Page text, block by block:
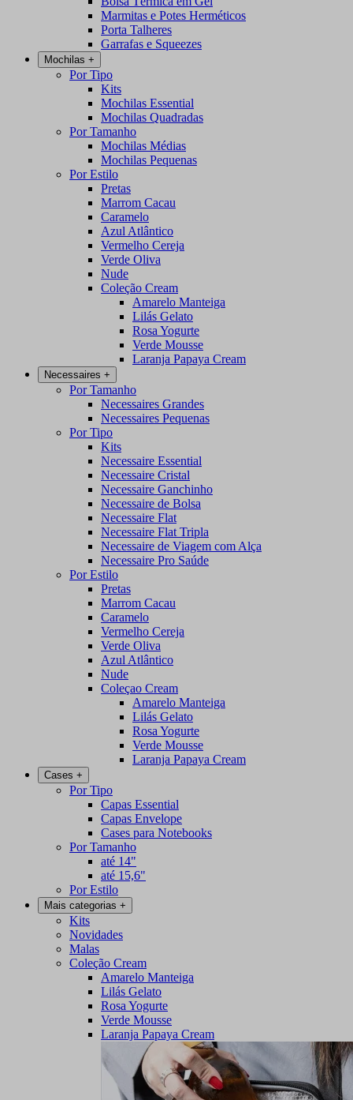
Marmitas e Potes Herméticos
Porta Talheres
Garrafas e Squeezes
Mochilas +
Por Tipo
Kits
Mochilas Essential
Mochilas Quadradas
Por Tamanho
Mochilas Médias
Mochilas Pequenas
Por Estilo
Pretas
Marrom Cacau
Caramelo
Azul Atlântico
Vermelho Cereja
Verde Oliva
Nude
Coleção Cream
Amarelo Manteiga
Lilás Gelato
Rosa Yogurte
Verde Mousse
Laranja Papaya Cream
Necessaires +
Por Tamanho
Necessaires Grandes
Necessaires Pequenas
Por Tipo
Kits
Necessaire Essential
Necessaire Cristal
Necessaire Ganchinho
Necessaire de Bolsa
Necessaire Flat
Necessaire Flat Tripla
Necessaire de Viagem com Alça
Necessaire Pro Saúde
Por Estilo
Pretas
Marrom Cacau
Caramelo
Vermelho Cereja
Verde Oliva
Azul Atlântico
Nude
Coleçao Cream
Amarelo Manteiga
Lilás Gelato
Rosa Yogurte
Verde Mousse
Laranja Papaya Cream
Cases +
Por Tipo
Capas Essential
Capas Envelope
Cases para Notebooks
Por Tamanho
até 14"
até 15,6"
Por Estilo
Mais categorias +
Kits
Novidades
Malas
Coleção Cream
Amarelo Manteiga
Lilás Gelato
Rosa Yogurte
Verde Mousse
Laranja Papaya Cream